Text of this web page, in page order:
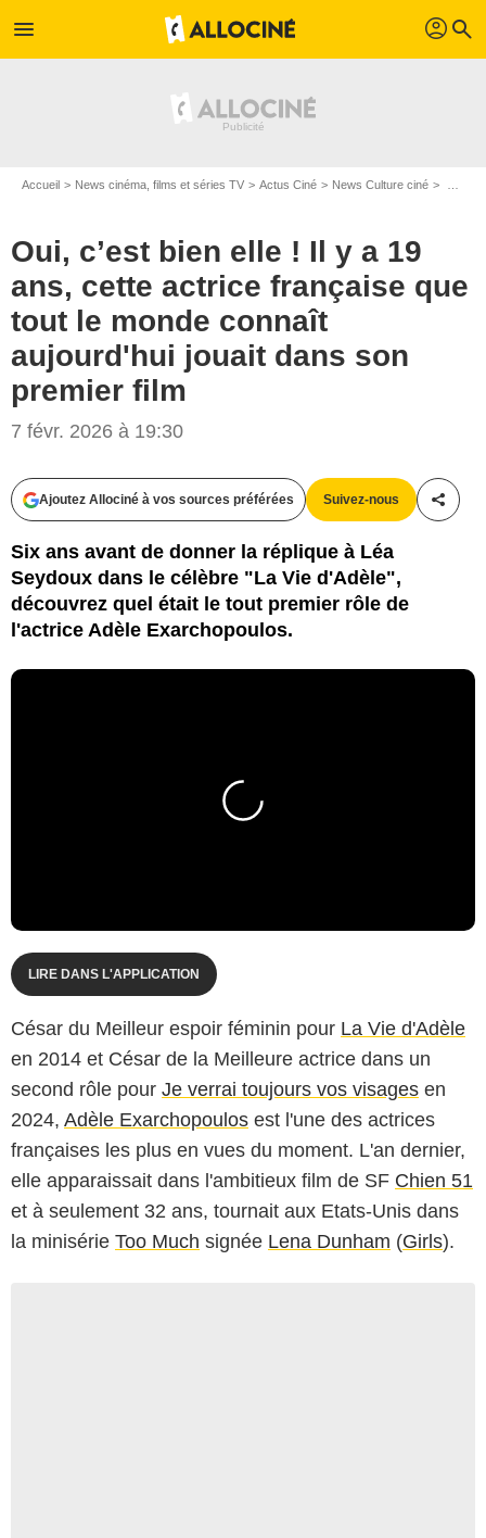
menu profil search
Accueil News cinéma, films et séries TV Actus Ciné News Culture ciné
Oui, c’est bien elle ! Il y a 19
ans, cette actrice française que
tout le monde connaît
aujourd'hui jouait dans son
premier film
7 févr. 2026 à 19:30
Ajoutez Allociné à vos sources préférées Suivez-nous
Six ans avant de donner la réplique à Léa
Seydoux dans le célèbre "La Vie d'Adèle",
découvrez quel était le tout premier rôle de
l'actrice Adèle Exarchopoulos.
LIRE DANS L'APPLICATION
César du Meilleur espoir féminin pour La Vie d'Adèle
en 2014 et César de la Meilleure actrice dans un
second rôle pour Je verrai toujours vos visages en
2024, Adèle Exarchopoulos est l'une des actrices
françaises les plus en vues du moment. L'an dernier,
elle apparaissait dans l'ambitieux film de SF Chien 51
et à seulement 32 ans, tournait aux Etats-Unis dans
la minisérie Too Much signée Lena Dunham (Girls).